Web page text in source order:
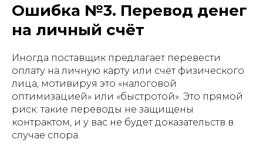
Ошибка №3. Перевод денег
на личный счёт
Иногда поставщик предлагает перевести
оплату на личную карту или счёт физического
лица, мотивируя это «налоговой
оптимизацией» или «быстротой». Это прямой
риск: такие переводы не защищены
контрактом, и у вас не будет доказательств в
случае спора.